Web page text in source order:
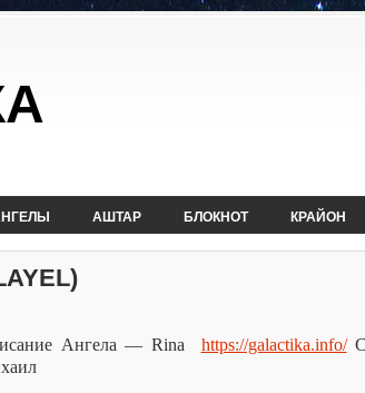
АШТАР БЛОКНОТ КРАЙОН
Ангела — Rina https://galactika.info/